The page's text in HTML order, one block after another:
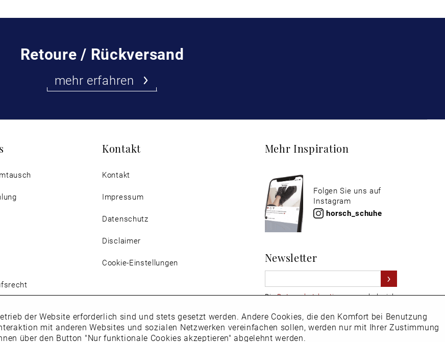
Retoure / Rückversand
mehr erfahren
Kontakt
Kontakt
Impressum
Datenschutz
Disclaimer
Cookie-Einstellungen
Mehr Inspiration
Folgen Sie uns auf
Instagram
horsch_schuhe
Newsletter
DieDatenschutzbestimmungenhabe ich
Hiervom Newsletter abmelden. Aktiv
der Website erforderlich sind und stets gesetzt werden. Andere Cookies, die den Komfort bei Benutzung
mit anderen Websites und sozialen Netzwerken vereinfachen sollen, werden nur mit Ihrer Zustimmung
über den Button "Nur funktionale Cookies akzeptieren" abgelehnt werden.